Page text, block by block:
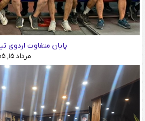
پایان متفاوت اردوی
مرداد ۱۵, ۱۴۰۵